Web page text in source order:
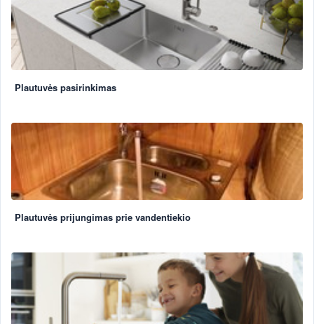
Plautuvės pasirinkimas
Plautuvės prijungimas prie vandentiekio